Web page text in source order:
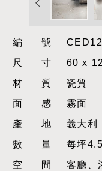
編號
尺寸60 x
材質瓷質
面感霧面
產地義大利
數量每坪
空間客廳、